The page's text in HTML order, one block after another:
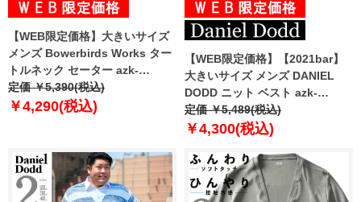
【WEB限定価格】大きいサイズ
メンズ Bowerbirds Works ター
トルネック セーター azk-
180550
定価 ￥5,390(税込)
￥4,290(税込)
【WEB限定価格】【2021bar】
大きいサイズ メンズ DANIEL
DODD ニット ベスト azk-
210526
定価 ￥5,489(税込)
￥4,300(税込)